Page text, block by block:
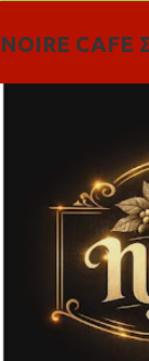
NOIRE